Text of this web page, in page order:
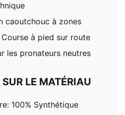
caoutchouc à zones
à pied sur route
les pronateurs neutres
LE MATÉRIAU
100% Synthétique